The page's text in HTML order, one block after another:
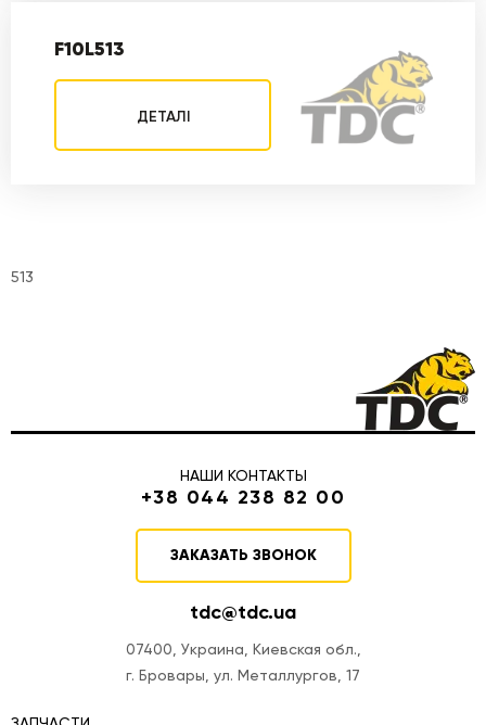
F10L513
ДЕТАЛІ
513
НАШИ КОНТАКТЫ
+38 044 238 82 00
ЗАКАЗАТЬ ЗВОНОК
tdc@tdc.ua
07400, Украина, Киевская обл.,
г. Бровары, ул. Металлургов, 17